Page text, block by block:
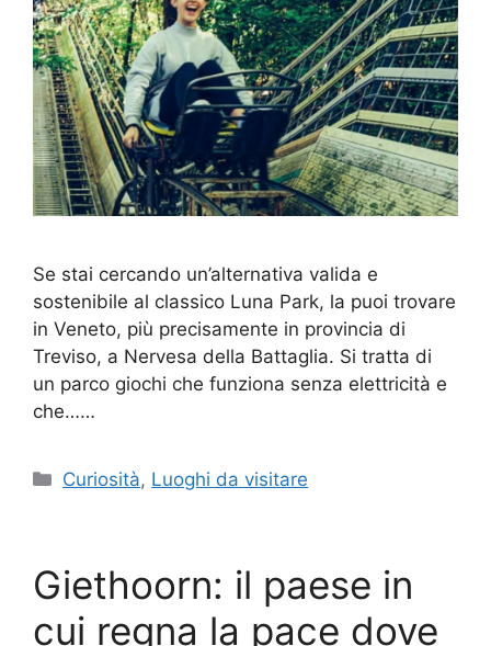
Se stai cercando un’alternativa valida e
sostenibile al classico Luna Park, la puoi trovare
in Veneto, più precisamente in provincia di
Treviso, a Nervesa della Battaglia. Si tratta di
un parco giochi che funziona senza elettricità e
che……
Categorie
Curiosità, Luoghi da visitare
Giethoorn: il paese in
cui regna la pace dove